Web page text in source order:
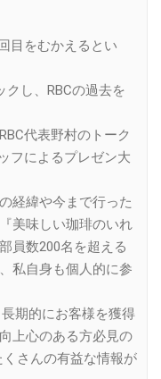
目をむかえるとい
し、RBCの過去を
代表野村のトーク
フによるプレゼン大
経緯や今まで行った
美味しい珈琲のいれ
員数200名を超える
私自身も個人的に参
期的にお客様を獲得
上心のある方必見の
さんの有益な情報が